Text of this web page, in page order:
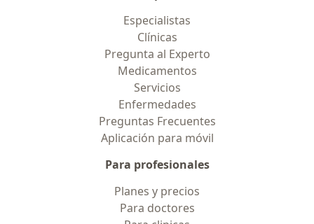
Especialistas
Clínicas
Pregunta al Experto
Medicamentos
Servicios
Enfermedades
Preguntas Frecuentes
Aplicación para móvil
Para profesionales
Planes y precios
Para doctores